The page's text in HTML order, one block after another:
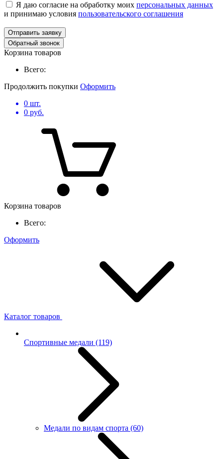
Я даю согласие на обработку моих персональных данных
и принимаю условия пользовательского соглашения
Отправить заявку
Обратный звонок
Корзина товаров
Всего:
Продолжить покупки Оформить
0 шт.
0 руб.
Корзина товаров
Всего:
Оформить
Каталог товаров
Спортивные медали (119)
Медали по видам спорта (60)